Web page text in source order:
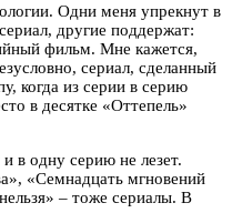
Одни меня упрекнут в
другие поддержат:
фильм. Мне кажется,
сериал, сделанный
когда из серии в серию
в десятке «Оттепель»
в одну серию не лезет.
«Семнадцать мгновений
– тоже сериалы. В